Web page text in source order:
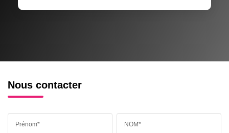
Nous contacter
Prénom* NOM*